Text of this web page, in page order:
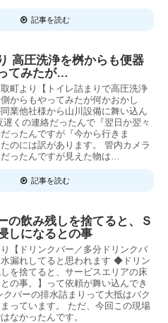
記事を読む
高圧洗浄を桝からも便器
てみたが…
町より【トイレ詰まりで高圧洗浄
からもやってみたが何かおかし
業他社様から山川設備に舞い込ん
くの連絡だったんで『翌日か翌々
ったんですが『今から行きま
のには訳があります。 管内カメラ
ったんですが見えた物は…
記事を読む
の飲み残しを捨てると、Ｓ
しになるとの事
【ドリンクバー／多分ドリンクバ
漏れしてると思われます ◆ドリン
を捨てると、サービスエリアの床
の事。】って依頼が舞い込んでき
クバーの排水詰まりって大抵はバク
っています。 ただ、今回この現場
なかったんです。